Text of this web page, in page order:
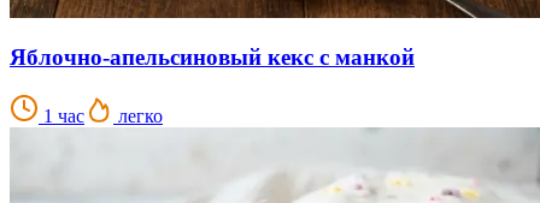
Яблочно-апельсиновый кекс с манкой
1 час легко